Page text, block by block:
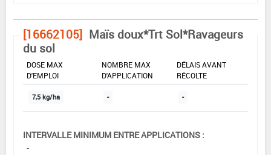
[16662105] Maïs doux*Trt Sol*Ravageurs
du sol
DOSE MAX
D'EMPLOI
NOMBRE MAX
D'APPLICATION
DÉLAIS AVANT
RÉCOLTE
7,5 kg/ha - -
INTERVALLE MINIMUM ENTRE APPLICATIONS :
-